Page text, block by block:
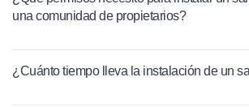
una comunidad de propietarios?
¿Cuánto tiempo lleva la instalación de un